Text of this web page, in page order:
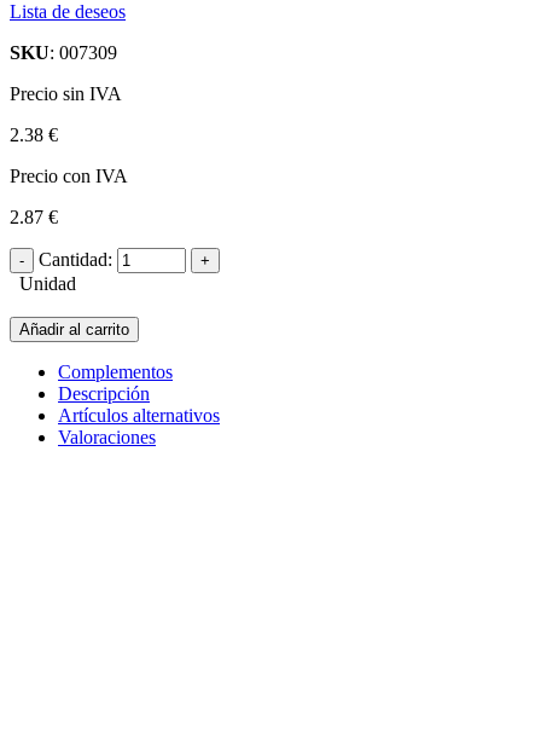
Lista de deseos
SKU: 007309
Precio sin IVA
2.38 €
Precio con IVA
2.87 €
Cantidad:
Unidad
Añadir al carrito
Complementos
Descripción
Artículos alternativos
Valoraciones